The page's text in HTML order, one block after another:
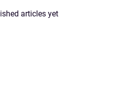
articles yet